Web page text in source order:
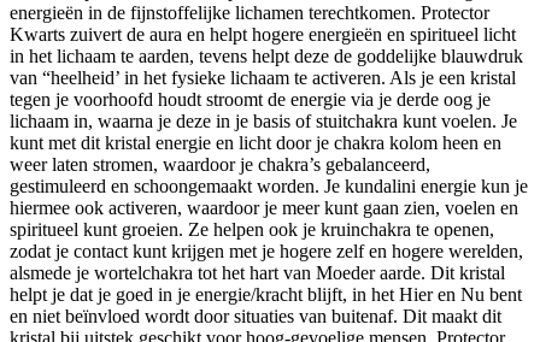
energieën in de fijnstoffelijke lichamen terechtkomen. Protector
Kwarts zuivert de aura en helpt hogere energieën en spiritueel licht
in het lichaam te aarden, tevens helpt deze de goddelijke blauwdruk
van “heelheid’ in het fysieke lichaam te activeren. Als je een kristal
tegen je voorhoofd houdt stroomt de energie via je derde oog je
lichaam in, waarna je deze in je basis of stuitchakra kunt voelen. Je
kunt met dit kristal energie en licht door je chakra kolom heen en
weer laten stromen, waardoor je chakra’s gebalanceerd,
gestimuleerd en schoongemaakt worden. Je kundalini energie kun je
hiermee ook activeren, waardoor je meer kunt gaan zien, voelen en
spiritueel kunt groeien. Ze helpen ook je kruinchakra te openen,
zodat je contact kunt krijgen met je hogere zelf en hogere werelden,
alsmede je wortelchakra tot het hart van Moeder aarde. Dit kristal
helpt je dat je goed in je energie/kracht blijft, in het Hier en Nu bent
en niet beïnvloed wordt door situaties van buitenaf. Dit maakt dit
kristal bij uitstek geschikt voor hoog-gevoelige mensen. Protector